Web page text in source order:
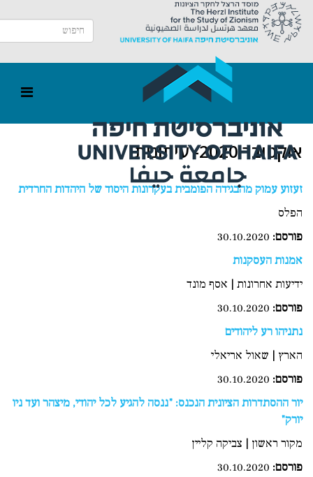
אוקטובר 2020- עיתונות
זעזוע עמוק מהבגידה הפומבית בעקרונות היסוד של היהדות החרדית
הפלס
פורסם:
אמנות העסקנות
ידיעות אחרונות | אסף מונד
פורסם:
נתניהו רע ליהודים
הארץ | שאול אריאלי
פורסם:
יור ההסתדרות הציונית הנכנס: "ננסה להגיע לכל יהודי, מיצהר ועד ניו
יורק"
מקור ראשון | צביקה קליין
פורסם: